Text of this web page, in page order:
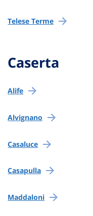
Telese Terme
Caserta
Alife
Alvignano
Casaluce
Casapulla
Maddaloni